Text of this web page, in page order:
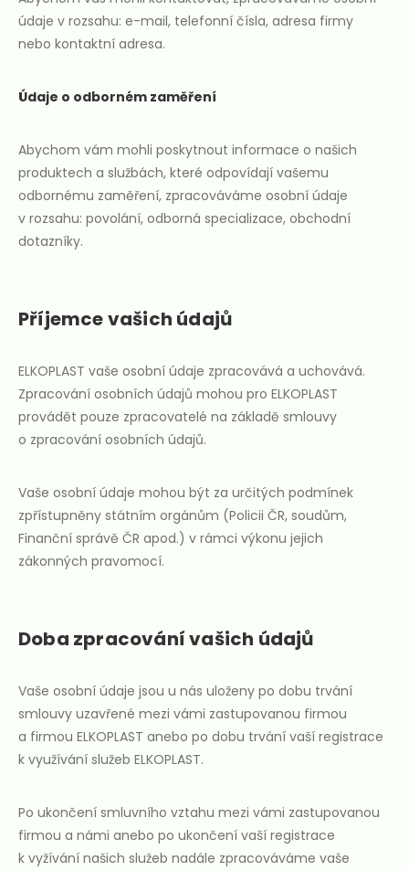
údaje v rozsahu: e-mail, telefonní čísla, adresa firmy
nebo kontaktní adresa.
Údaje o odborném zaměření
Abychom vám mohli poskytnout informace o našich
produktech a službách, které odpovídají vašemu
odbornému zaměření, zpracováváme osobní údaje
v rozsahu: povolání, odborná specializace, obchodní
dotazníky.
Příjemce vašich údajů
ELKOPLAST vaše osobní údaje zpracovává a uchovává.
Zpracování osobních údajů mohou pro ELKOPLAST
provádět pouze zpracovatelé na základě smlouvy
o zpracování osobních údajů.
Vaše osobní údaje mohou být za určitých podmínek
zpřístupněny státním orgánům (Policii ČR, soudům,
Finanční správě ČR apod.) v rámci výkonu jejich
zákonných pravomocí.
Doba zpracování vašich údajů
Vaše osobní údaje jsou u nás uloženy po dobu trvání
smlouvy uzavřené mezi vámi zastupovanou firmou
a firmou ELKOPLAST anebo po dobu trvání vaší registrace
k využívání služeb ELKOPLAST.
Po ukončení smluvního vztahu mezi vámi zastupovanou
firmou a námi anebo po ukončení vaší registrace
k vyžívání našich služeb nadále zpracováváme vaše